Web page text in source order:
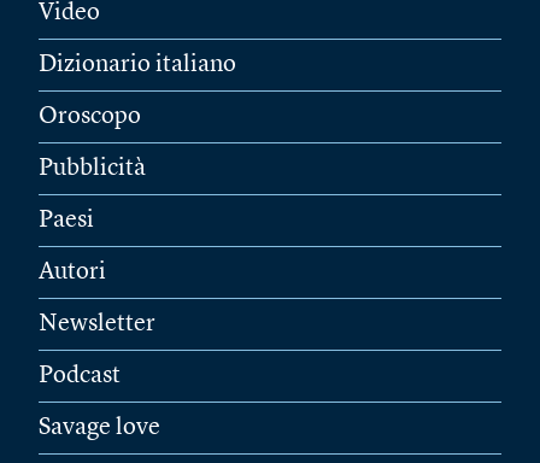
Video
Dizionario italiano
Oroscopo
Pubblicità
Paesi
Autori
Newsletter
Podcast
Savage love